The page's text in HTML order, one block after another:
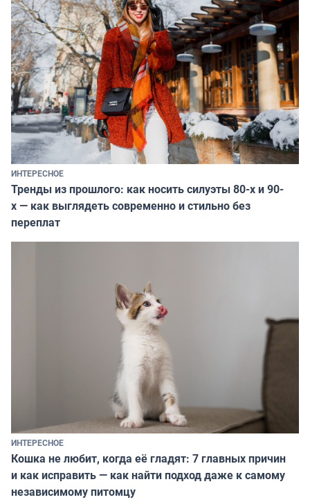
ИНТЕРЕСНОЕ
Тренды из прошлого: как носить силуэты 80-х и 90-
х — как выглядеть современно и стильно без
переплат
ИНТЕРЕСНОЕ
Кошка не любит, когда её гладят: 7 главных причин
и как исправить — как найти подход даже к самому
независимому питомцу